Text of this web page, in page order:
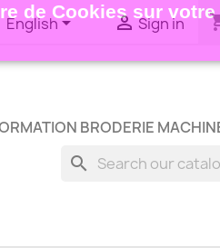
de Cookies sur
English Sign in
BRODERIE
search